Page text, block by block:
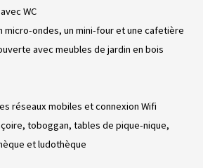
WC
micro-ondes, un mini-four et une cafetière
avec meubles de jardin en bois
réseaux mobiles et connexion Wifi
toboggan, tables de pique-nique,
et ludothèque